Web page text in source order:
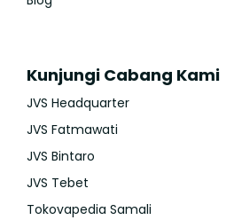
Kunjungi Cabang Kami
JVS Headquarter
JVS Fatmawati
JVS Bintaro
JVS Tebet
Tokovapedia Samali